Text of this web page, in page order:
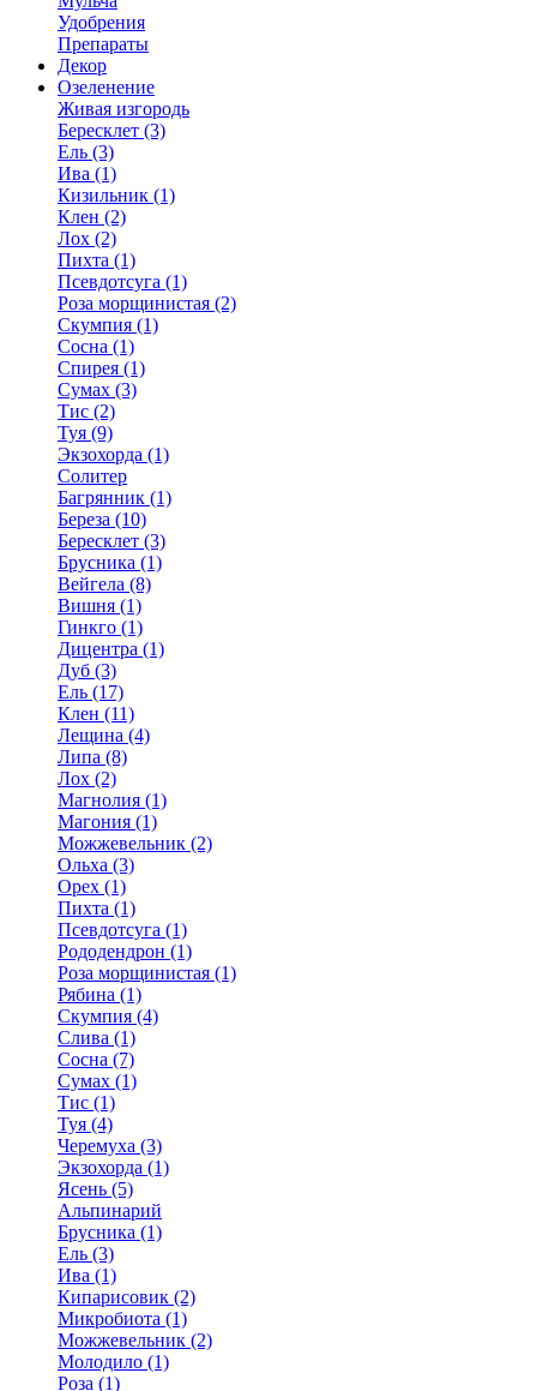
Удобрения
Препараты
Декор
Озеленение
Живая изгородь
Бересклет (3)
Ель (3)
Ива (1)
Кизильник (1)
Клен (2)
Лох (2)
Пихта (1)
Псевдотсуга (1)
Роза морщинистая (2)
Скумпия (1)
Сосна (1)
Спирея (1)
Сумах (3)
Тис (2)
Туя (9)
Экзохорда (1)
Солитер
Багрянник (1)
Береза (10)
Бересклет (3)
Брусника (1)
Вейгела (8)
Вишня (1)
Гинкго (1)
Дицентра (1)
Дуб (3)
Ель (17)
Клен (11)
Лещина (4)
Липа (8)
Лох (2)
Магнолия (1)
Магония (1)
Можжевельник (2)
Ольха (3)
Орех (1)
Пихта (1)
Псевдотсуга (1)
Рододендрон (1)
Роза морщинистая (1)
Рябина (1)
Скумпия (4)
Слива (1)
Сосна (7)
Сумах (1)
Тис (1)
Туя (4)
Черемуха (3)
Экзохорда (1)
Ясень (5)
Альпинарий
Брусника (1)
Ель (3)
Ива (1)
Кипарисовик (2)
Микробиота (1)
Можжевельник (2)
Молодило (1)
Роза (1)